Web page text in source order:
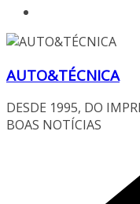
AUTO&TÉCNICA
DESDE 1995, DO
BOAS NOTÍCIAS